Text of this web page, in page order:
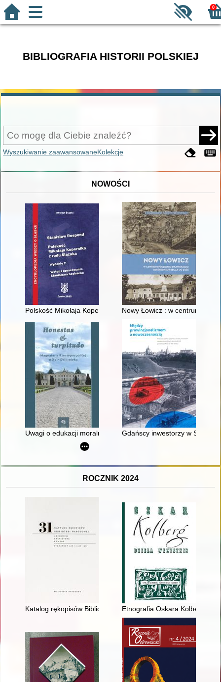
0
BIBLIOGRAFIA HISTORII POLSKIEJ
Wyszukiwanie zaawansowaneKolekcje
NOWOŚCI
Polskość Mikołaja Kopernika z rodu ŚlązakaNowy Łowicz : w centrum
Uwagi o edukacji moralnej synów szlacheckich w XVI-
Gdańscy inwestorzy w
ROCZNIK 2024
Katalog rękopisów Biblioteki Narodowej. T. 31,
Etnografia Oskara Kolberga